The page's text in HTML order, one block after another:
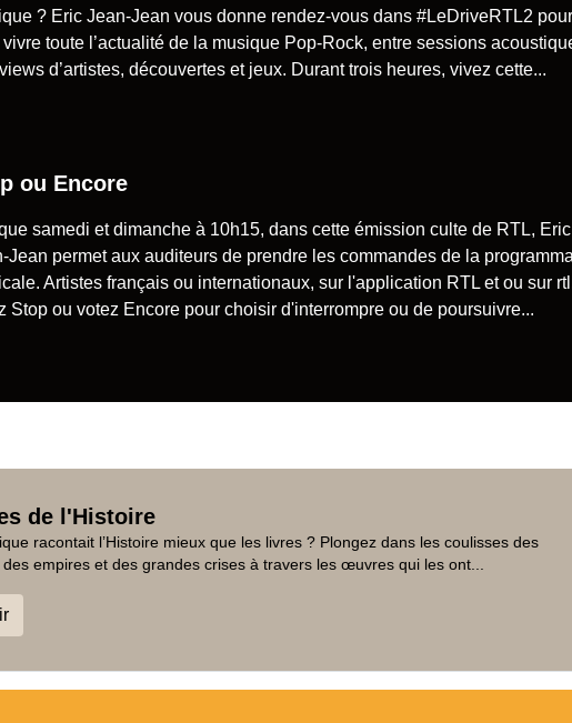
? Eric Jean-Jean vous donne rendez-vous dans #LeDriveRTL2 pour
toute l’actualité de la musique Pop-Rock, entre sessions
d’artistes, découvertes et jeux. Durant trois heures, vivez cette...
ou Encore
samedi et dimanche à 10h15, dans cette émission culte de RTL, Eric
Jean permet aux auditeurs de prendre les commandes de la
Artistes français ou internationaux, sur l'application RTL et ou sur
Stop ou votez Encore pour choisir d'interrompre ou de poursuivre...
de l'Histoire
racontait l’Histoire mieux que les livres ? Plongez dans les coulisses des
des empires et des grandes crises à travers les œuvres qui les ont...